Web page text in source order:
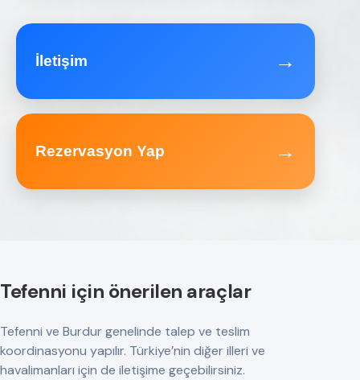
İletişim →
Rezervasyon Yap →
Tefenni için önerilen araçlar
Tefenni ve Burdur genelinde talep ve teslim
koordinasyonu yapılır. Türkiye’nin diğer illeri ve
havalimanları için de iletişime geçebilirsiniz.